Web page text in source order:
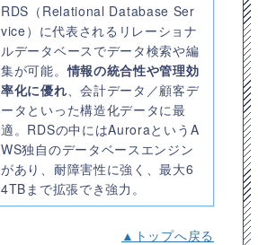
RDS（Relational Database Ser
vice）に代表されるリレーショナ
ルデータベースでデータ検索や編
集が可能。情報の統合性や管理効
率化に優れ 、会計データ／顧客デ
ータといった構造化データに最
適。RDSの中にはAuroraというA
WS独自のデータベースエンジン
があり、耐障害性に強く、最大6
4TBまで拡張でき強力。
▲トップへ戻る